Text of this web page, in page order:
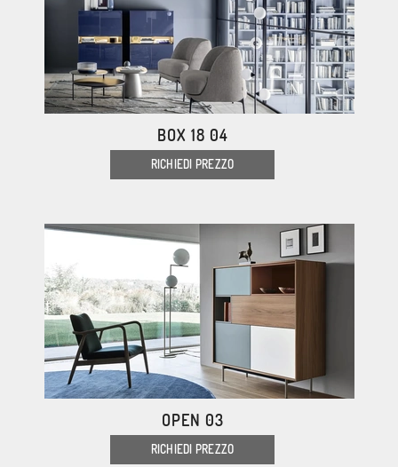
BOX 18 04
RICHIEDI PREZZO
OPEN 03
RICHIEDI PREZZO